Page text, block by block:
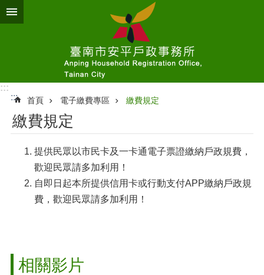
跳到主要內容區塊
:::
:::
首頁 電子繳費專區 繳費規定
繳費規定
提供民眾以市民卡及一卡通電子票證繳納戶政規費，
歡迎民眾請多加利用！
自即日起本所提供信用卡或行動支付APP繳納戶政規
費，歡迎民眾請多加利用！
相關影片